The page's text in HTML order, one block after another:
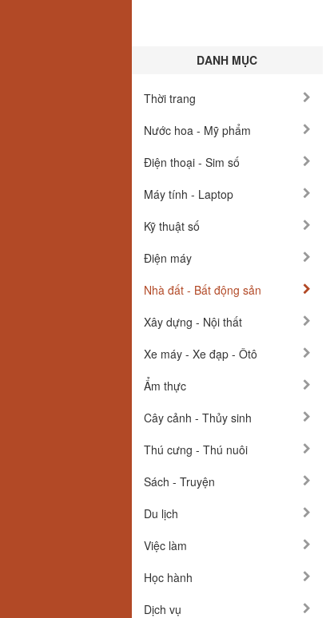
DANH MỤC
Thời trang
Nước hoa - Mỹ phẩm
Điện thoại - Sim số
Máy tính - Laptop
Kỹ thuật số
Điện máy
Nhà đất - Bất động sản
Xây dựng - Nội thất
Xe máy - Xe đạp - Ôtô
Ẩm thực
Cây cảnh - Thủy sinh
Thú cưng - Thú nuôi
Sách - Truyện
Du lịch
Việc làm
Học hành
Dịch vụ